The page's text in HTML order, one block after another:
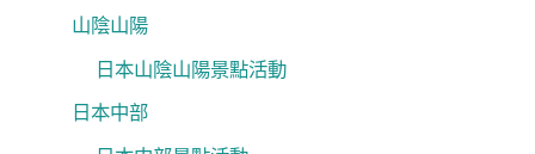
山陰山陽
日本山陰山陽景點活動
日本中部